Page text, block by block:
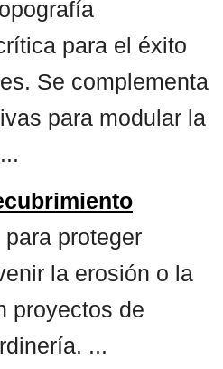
para el éxito
Se complementa
para modular la
proteger
la erosión o la
proyectos de
...